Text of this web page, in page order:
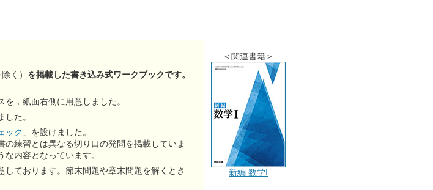
く） を掲載した書き込み式ワークブックです。
，紙面右側に用意しました。
した。
ック 」を設けました。
の練習とは異なる切り口の発問を掲載していま
内容となっています。
しております。節末問題や章末問題を解くとき
＜関連書籍＞
新編 数学I